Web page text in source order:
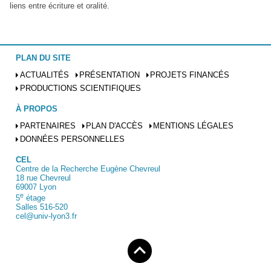
liens entre écriture et oralité.
PLAN DU SITE
ACTUALITÉS
PRÉSENTATION
PROJETS FINANCÉS
PRODUCTIONS SCIENTIFIQUES
À PROPOS
PARTENAIRES
PLAN D'ACCÈS
MENTIONS LÉGALES
DONNÉES PERSONNELLES
CEL
Centre de la Recherche Eugène Chevreul
18 rue Chevreul
69007 Lyon
5e étage
Salles 516-520
cel@univ-lyon3.fr